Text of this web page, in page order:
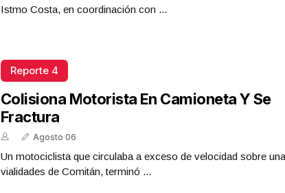
Istmo Costa, en coordinación con ...
Reporte 4
Colisiona Motorista En Camioneta Y Se
Fractura
Agosto 06
Un motociclista que circulaba a exceso de velocidad sobre
vialidades de Comitán, terminó ...